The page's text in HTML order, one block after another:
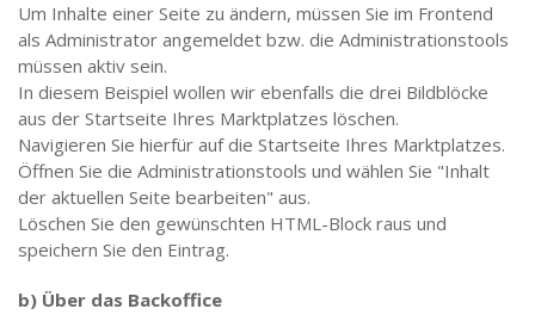
Um Inhalte einer Seite zu ändern, müssen Sie im Frontend
als Administrator angemeldet bzw. die Administrationstools
müssen aktiv sein.
In diesem Beispiel wollen wir ebenfalls die drei Bildblöcke
aus der Startseite Ihres Marktplatzes löschen.
Navigieren Sie hierfür auf die Startseite Ihres Marktplatzes.
Öffnen Sie die Administrationstools und wählen Sie "Inhalt
der aktuellen Seite bearbeiten" aus.
Löschen Sie den gewünschten HTML-Block raus und
speichern Sie den Eintrag.
b) Über das Backoffice